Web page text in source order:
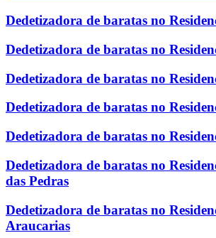
Dedetizadora de baratas no
Dedetizadora de baratas no
Dedetizadora de baratas no
Dedetizadora de baratas no
Dedetizadora de baratas no
Dedetizadora de baratas no
das Pedras
Dedetizadora de baratas no
Araucarias